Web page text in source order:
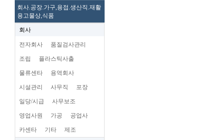
회사.공장.가구,용접.생산직.재활
용고물상,식품
회사
전자회사 품질검사관리
조립 플라스틱사출
물류센타 용역회사
시설관리 사무직 포장
일당/시급 사무보조
영업사원 가공 공업사
카센타 기타 제조